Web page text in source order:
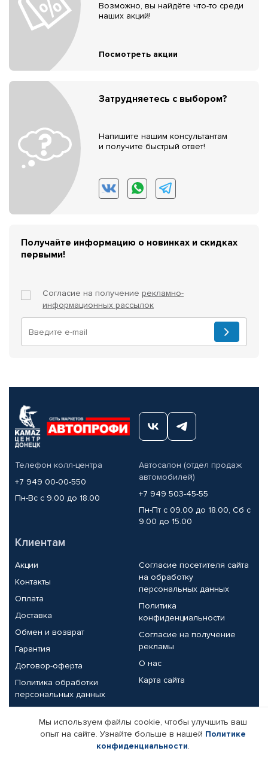
Возможно, вы найдёте что-то среди
наших акций!
Посмотреть акции
Затрудняетесь с выбором?
Напишите нашим консультантам
и получите быстрый ответ!
Получайте информацию о новинках и скидках
первыми!
Согласие на получение рекламно-
информационных рассылок
Телефон колл-центра
+7 949 00-00-550
Пн-Вс с 9.00 до 18.00
Автосалон (отдел продаж
автомобилей)
+7 949 503-45-55
Пн-Пт с 09.00 до 18.00, Сб с
9.00 до 15.00
Клиентам
Акции
Контакты
Оплата
Доставка
Обмен и возврат
Гарантия
Договор-оферта
Политика обработки
персональных данных
Согласие посетителя сайта
на обработку
персональных данных
Политика
конфиденциальности
Согласие на получение
рекламы
О нас
Карта сайта
Партнерам
Корпоративным клиентам
Реквизиты компании
Мы используем файлы cookie, чтобы улучшить ваш
опыт на сайте. Узнайте больше в нашей Политике
конфиденциальности.